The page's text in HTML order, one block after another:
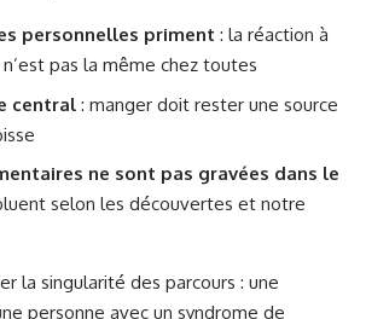
personnelles priment : la réaction à
pas la même chez toutes
central : manger doit rester une source
ne sont pas gravées dans le
selon les découvertes et notre
la singularité des parcours : une
personne avec un syndrome de